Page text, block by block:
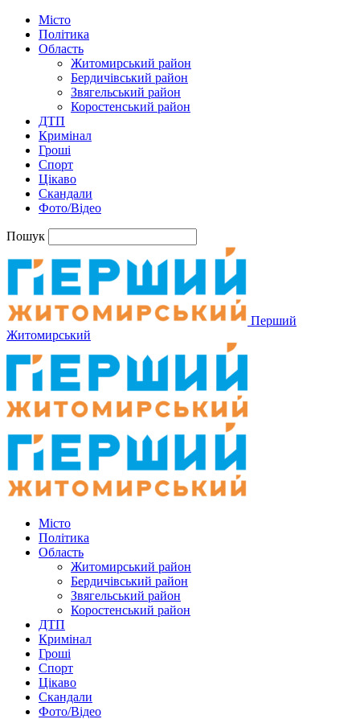
Місто
Політика
Область
Житомирський район
Бердичівський район
Звягельський район
Коростенський район
ДТП
Кримінал
Гроші
Спорт
Цікаво
Скандали
Фото/Відео
Пошук
Перший
Житомирський
Місто
Політика
Область
Житомирський район
Бердичівський район
Звягельський район
Коростенський район
ДТП
Кримінал
Гроші
Спорт
Цікаво
Скандали
Фото/Відео